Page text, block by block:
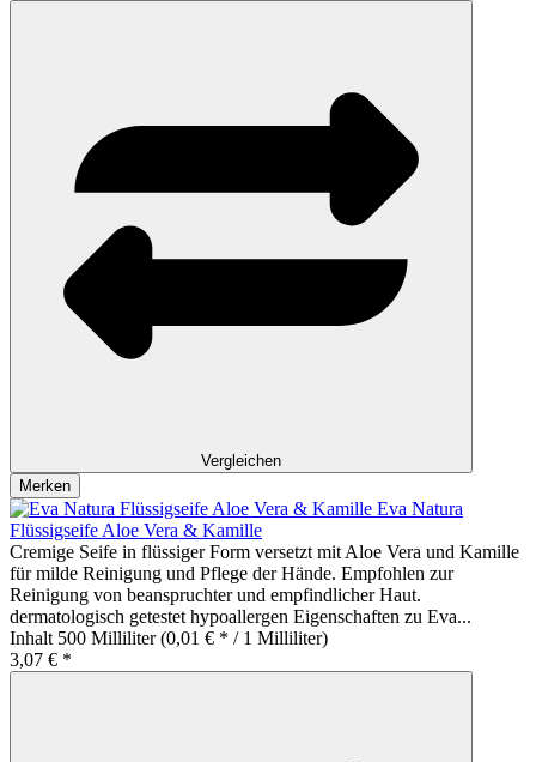
Vergleichen
Merken
Eva Natura
Flüssigseife Aloe Vera & Kamille
Cremige Seife in flüssiger Form versetzt mit Aloe Vera und Kamille
für milde Reinigung und Pflege der Hände. Empfohlen zur
Reinigung von beanspruchter und empfindlicher Haut.
dermatologisch getestet hypoallergen Eigenschaften zu Eva...
Inhalt 500 Milliliter(0,01 € * / 1 Milliliter)
3,07 € *